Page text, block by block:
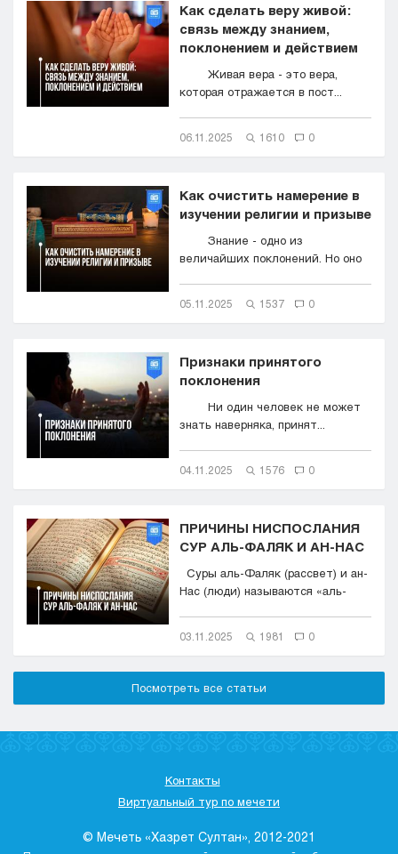
Как сделать веру живой:
связь между знанием,
поклонением и действием
Живая вера - это вера,
которая отражается в пост...
06.11.2025 1610 0
Как очистить намерение в
изучении религии и призыве
Знание - одно из
величайших поклонений. Но оно
05.11.2025 1537 0
Признаки принятого
поклонения
Ни один человек не может
знать наверняка, принят...
04.11.2025 1576 0
ПРИЧИНЫ НИСПОСЛАНИЯ
СУР АЛЬ-ФАЛЯК И АН-НАС
Суры аль-Фаляк (рассвет) и ан-
Нас (люди) называются «аль-
03.11.2025 1981 0
Посмотреть все статьи
Контакты
Виртуальный тур по мечети
© Мечеть «Хазрет Султан», 2012-2021